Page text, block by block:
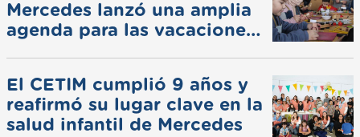
Mercedes lanzó una amplia
agenda para las vacaciones
El CETIM cumplió 9 años y
reafirmó su lugar clave en la
salud infantil de Mercedes